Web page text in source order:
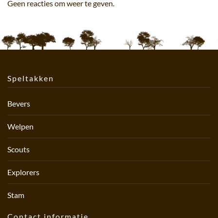
Geen reacties om weer te geven.
Speltakken
Bevers
Welpen
Scouts
Explorers
Stam
Contact informatie